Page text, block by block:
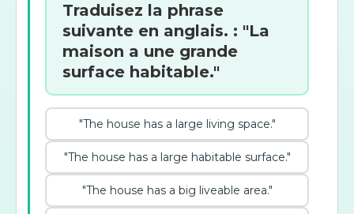
Traduisez la phrase
suivante en anglais. : "La
maison a une grande
surface habitable."
"The house has a large living space."
"The house has a large habitable surface."
"The house has a big liveable area."